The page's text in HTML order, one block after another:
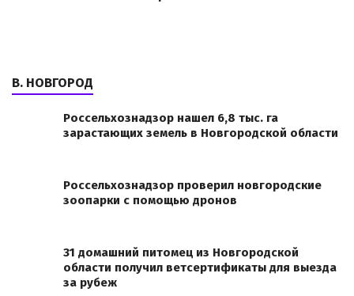
В. НОВГОРОД
Россельхознадзор нашел 6,8 тыс. га
зарастающих земель в Новгородской области
Россельхознадзор проверил новгородские
зоопарки с помощью дронов
31 домашний питомец из Новгородской
области получил ветсертификаты для выезда
за рубеж